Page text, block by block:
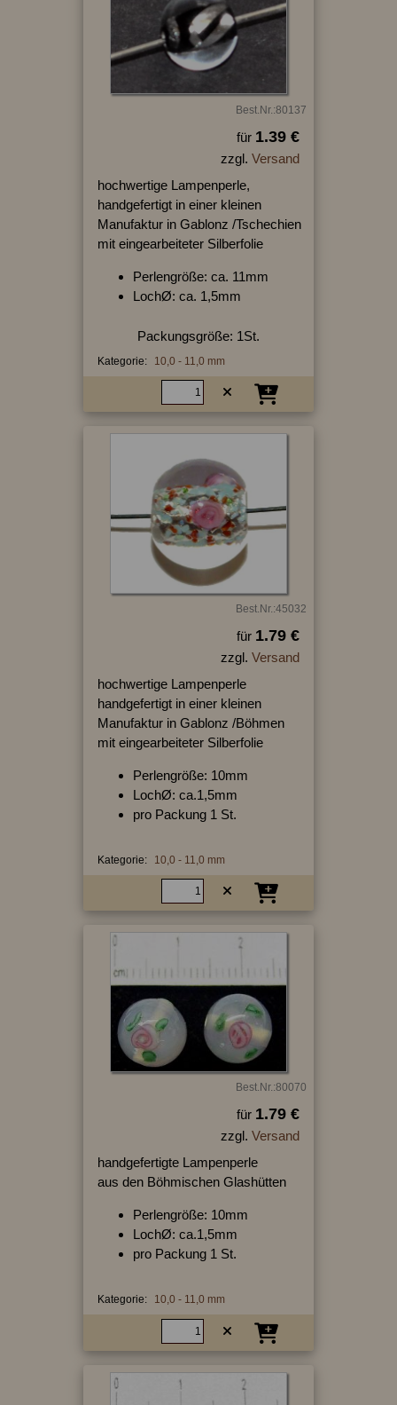
Best.Nr.:80137
für 1.39 €
zzgl. Versand
hochwertige Lampenperle,
handgefertigt in einer kleinen
Manufaktur in Gablonz /Tschechien
mit eingearbeiteter Silberfolie
Perlengröße: ca. 11mm
LochØ: ca. 1,5mm
Packungsgröße: 1St.
Kategorie: 10,0 - 11,0 mm
Best.Nr.:45032
für 1.79 €
zzgl. Versand
hochwertige Lampenperle
handgefertigt in einer kleinen
Manufaktur in Gablonz /Böhmen
mit eingearbeiteter Silberfolie
Perlengröße: 10mm
LochØ: ca.1,5mm
pro Packung 1 St.
Kategorie: 10,0 - 11,0 mm
Best.Nr.:80070
für 1.79 €
zzgl. Versand
handgefertigte Lampenperle
aus den Böhmischen Glashütten
Perlengröße: 10mm
LochØ: ca.1,5mm
pro Packung 1 St.
Kategorie: 10,0 - 11,0 mm